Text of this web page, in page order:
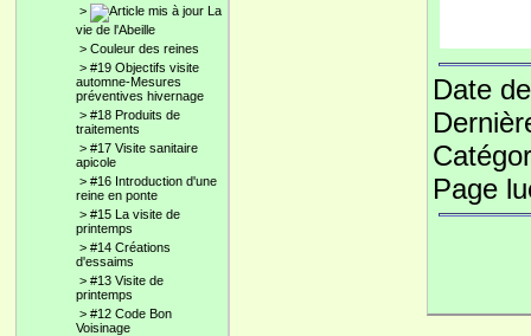
>
La
vie de l'Abeille
> Couleur des reines
> #19 Objectifs visite
automne-Mesures
préventives hivernage
> #18 Produits de
traitements
> #17 Visite sanitaire
apicole
> #16 Introduction d'une
reine en ponte
> #15 La visite de
printemps
> #14 Créations
d'essaims
> #13 Visite de
printemps
> #12 Code Bon
Voisinage
Date
Page